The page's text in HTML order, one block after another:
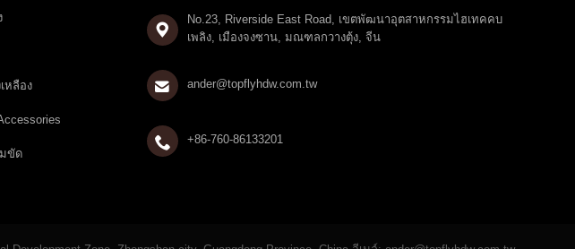
หลือง
ขัด

No.23, Riverside East Road, เขตพัฒนาอุตสาหกรรมไฮเทคคบ
เพลิง, เมืองจงซาน, มณฑลกวางตุ้ง, จีน
 ander@topflyhdw.com.tw
 +86-760-86133201